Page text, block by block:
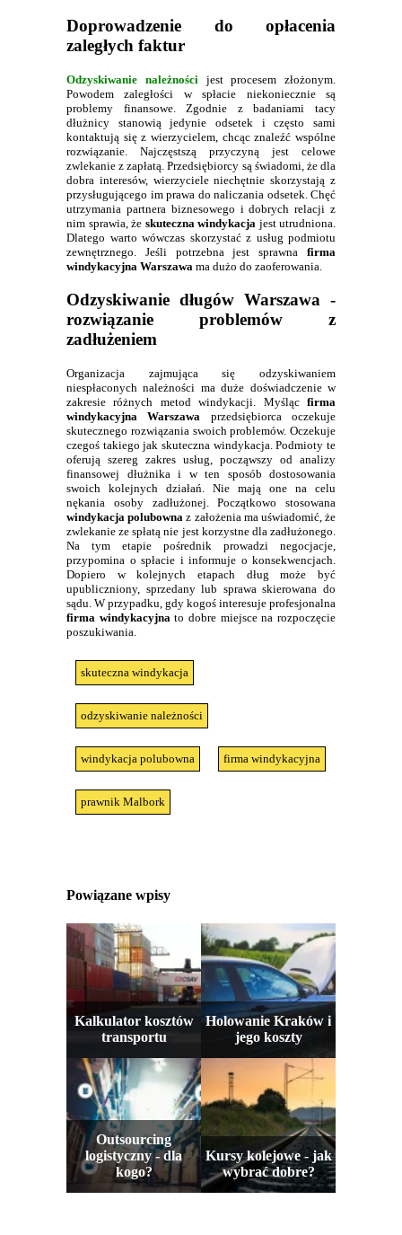
Doprowadzenie do opłacenia
zaległych faktur
Odzyskiwanie należności jest procesem złożonym.
Powodem zaległości w spłacie niekoniecznie są
problemy finansowe. Zgodnie z badaniami tacy
dłużnicy stanowią jedynie odsetek i często sami
kontaktują się z wierzycielem, chcąc znaleźć wspólne
rozwiązanie. Najczęstszą przyczyną jest celowe
zwlekanie z zapłatą. Przedsiębiorcy są świadomi, że dla
dobra interesów, wierzyciele niechętnie skorzystają z
przysługującego im prawa do naliczania odsetek. Chęć
utrzymania partnera biznesowego i dobrych relacji z
nim sprawia, że skuteczna windykacja jest utrudniona.
Dlatego warto wówczas skorzystać z usług podmiotu
zewnętrznego. Jeśli potrzebna jest sprawna firma
windykacyjna Warszawa ma dużo do zaoferowania.
Odzyskiwanie długów Warszawa -
rozwiązanie problemów z
zadłużeniem
Organizacja zajmująca się odzyskiwaniem
niespłaconych należności ma duże doświadczenie w
zakresie różnych metod windykacji. Myśląc firma
windykacyjna Warszawa przedsiębiorca oczekuje
skutecznego rozwiązania swoich problemów. Oczekuje
czegoś takiego jak skuteczna windykacja. Podmioty te
oferują szereg zakres usług, począwszy od analizy
finansowej dłużnika i w ten sposób dostosowania
swoich kolejnych działań. Nie mają one na celu
nękania osoby zadłużonej. Początkowo stosowana
windykacja polubowna z założenia ma uświadomić, że
zwlekanie ze spłatą nie jest korzystne dla zadłużonego.
Na tym etapie pośrednik prowadzi negocjacje,
przypomina o spłacie i informuje o konsekwencjach.
Dopiero w kolejnych etapach dług może być
upubliczniony, sprzedany lub sprawa skierowana do
sądu. W przypadku, gdy kogoś interesuje profesjonalna
firma windykacyjnato dobre miejsce na rozpoczęcie
poszukiwania.
skuteczna windykacja
odzyskiwanie należności
windykacja polubowna firma windykacyjna
prawnik Malbork
Powiązane wpisy
Kalkulator kosztów
transportu
Holowanie Kraków i
jego koszty
Outsourcing
logistyczny - dla
kogo?
Kursy kolejowe - jak
wybrać dobre?